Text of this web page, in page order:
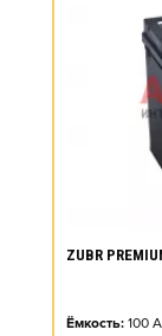
ZUBR
Ёмкость: 100